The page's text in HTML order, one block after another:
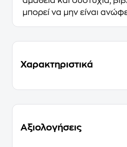
μπορεί να μην είναι
Χαρακτηριστικά
Αξιολογήσεις